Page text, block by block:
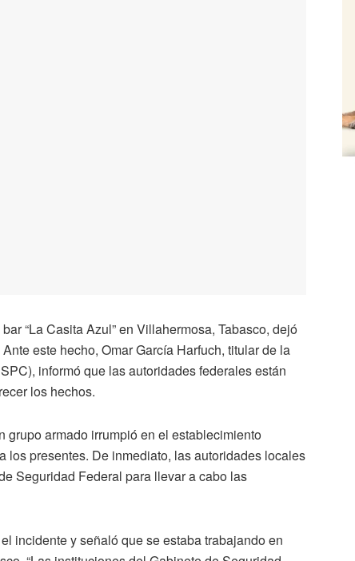
“La Casita Azul” en Villahermosa, Tabasco, dejó
este hecho, Omar García Harfuch, titular de la
informó que las autoridades federales están
los hechos.
grupo armado irrumpió en el establecimiento
los presentes. De inmediato, las autoridades locales
Seguridad Federal para llevar a cabo las
incidente y señaló que se estaba trabajando en